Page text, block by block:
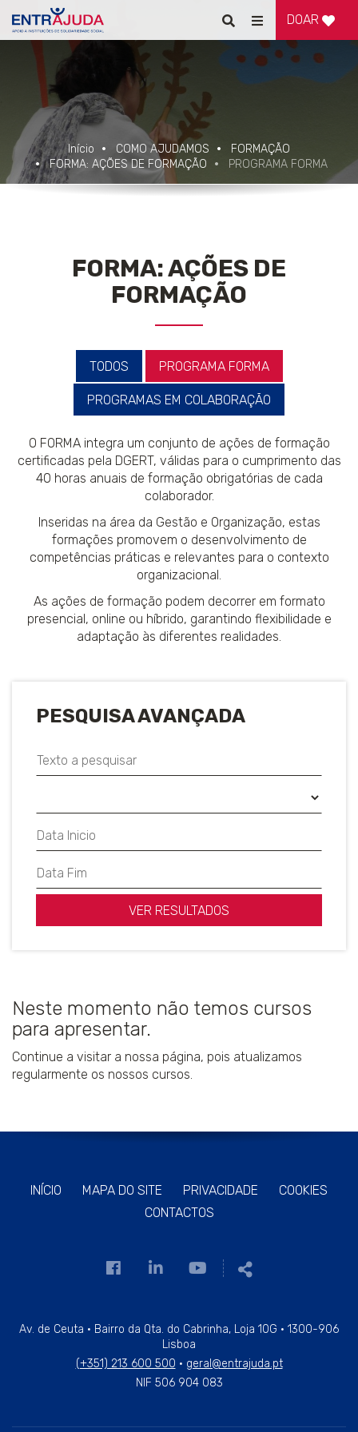
Pesquisar
Alternar
de
navegação
DOAR
Início COMO AJUDAMOS
FORMAÇÃO
FORMA: AÇÕES DE FORMAÇÃO
PROGRAMA FORMA
FORMA: AÇÕES DE
FORMAÇÃO
TODOS PROGRAMA FORMA
PROGRAMAS EM COLABORAÇÃO
O FORMA integra um conjunto de ações de formação
certificadas pela DGERT, válidas para o cumprimento das
40 horas anuais de formação obrigatórias de cada
colaborador.
Inseridas na área da Gestão e Organização, estas
formações promovem o desenvolvimento de
competências práticas e relevantes para o contexto
organizacional.
As ações de formação podem decorrer em formato
presencial, online ou híbrido, garantindo flexibilidade e
adaptação às diferentes realidades.
PESQUISA AVANÇADA
VER RESULTADOS
Neste momento não temos cursos
para apresentar.
Continue a visitar a nossa página, pois atualizamos
regularmente os nossos cursos.
INÍCIO MAPA DO SITE PRIVACIDADE
COOKIES
CONTACTOS
Link
página
de
Facebook
Link
página
de
Linkedin
Link
página
de
Youtube
Av. de Ceuta · Bairro da Qta. do Cabrinha, Loja 10G · 1300-906
Lisboa
(+351) 213 600 500 · geral@entrajuda.pt
NIF 506 904 083